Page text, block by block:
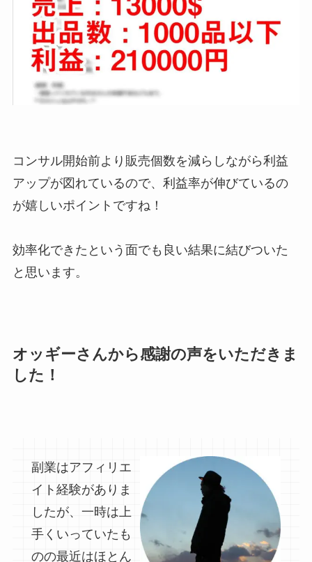
コンサル開始前より販売個数を減らしながら利益
アップが図れているので、利益率が伸びているの
が嬉しいポイントですね！
効率化できたという面でも良い結果に結びついた
と思います。
オッギーさんから感謝の声をいただきま
した！
副業はアフィリエ
イト経験がありま
したが、一時は上
手くいっていたも
のの最近はほとん